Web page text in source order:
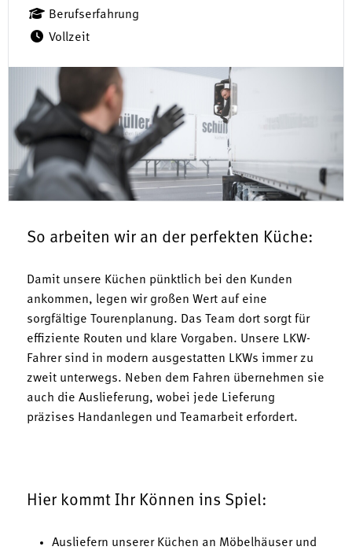
Berufserfahrung
Vollzeit
So arbeiten wir an der perfekten Küche:
Damit unsere Küchen pünktlich bei den Kunden
ankommen, legen wir großen Wert auf eine
sorgfältige Tourenplanung. Das Team dort sorgt für
effiziente Routen und klare Vorgaben. Unsere LKW-
Fahrer sind in modern ausgestatten LKWs immer zu
zweit unterwegs. Neben dem Fahren übernehmen sie
auch die Auslieferung, wobei jede Lieferung
präzises Handanlegen und Teamarbeit erfordert.
Hier kommt Ihr Können ins Spiel:
Ausliefern unserer Küchen an Möbelhäuser und